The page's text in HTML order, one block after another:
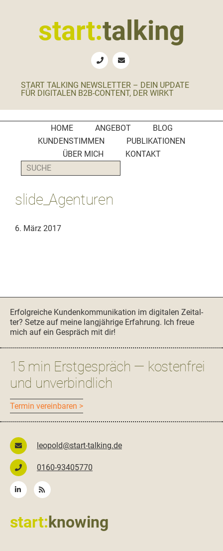
start:talking
B2B-
Social
Media
Manager
PR-
Agenturen
START TALKING NEWSLETTER – DEIN UPDATE
FÜR DIGITALEN B2B-CONTENT, DER WIRKT
HOME ANGEBOT
BLOG
KUNDENSTIMMEN
PUBLIKATIONEN
ÜBER MICH
KONTAKT
SUCHE
slide_Agenturen
6. März 2017
Erfol­gre­iche Kun­denkom­mu­nika­tion im dig­i­tal­en Zeital­
ter? Set­ze auf meine langjährige Erfahrung. Ich freue
mich auf ein Gespräch mit dir!
15 min Erstgespräch — kostenfrei
und unverbindlich
Ter­min vereinbaren >
leopold@start-talking.de
0160-93405770
start:knowing